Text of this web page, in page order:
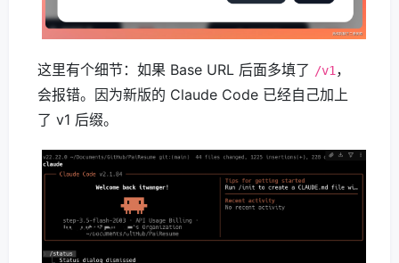
这里有个细节：如果 Base URL 后面多填了 /v1 ，
会报错。因为新版的 Claude Code 已经自己加上
了 v1 后缀。